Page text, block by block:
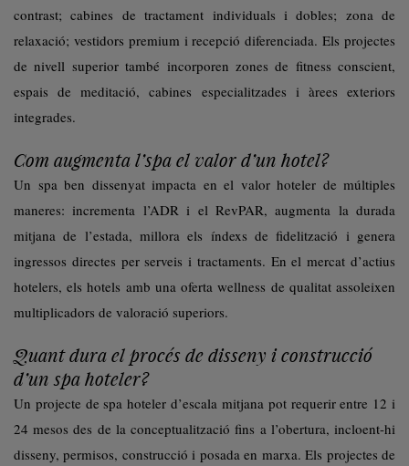
contrast; cabines de tractament individuals i dobles; zona de
relaxació; vestidors premium i recepció diferenciada. Els projectes
de nivell superior també incorporen zones de fitness conscient,
espais de meditació, cabines especialitzades i àrees exteriors
integrades.
Com augmenta l’spa el valor d’un hotel?
Un spa ben dissenyat impacta en el valor hoteler de múltiples
maneres: incrementa l’ADR i el RevPAR, augmenta la durada
mitjana de l’estada, millora els índexs de fidelització i genera
ingressos directes per serveis i tractaments. En el mercat d’actius
hotelers, els hotels amb una oferta wellness de qualitat assoleixen
multiplicadors de valoració superiors.
Quant dura el procés de disseny i construcció
d’un spa hoteler?
Un projecte de spa hoteler d’escala mitjana pot requerir entre 12 i
24 mesos des de la conceptualització fins a l’obertura, incloent-hi
disseny, permisos, construcció i posada en marxa. Els projectes de